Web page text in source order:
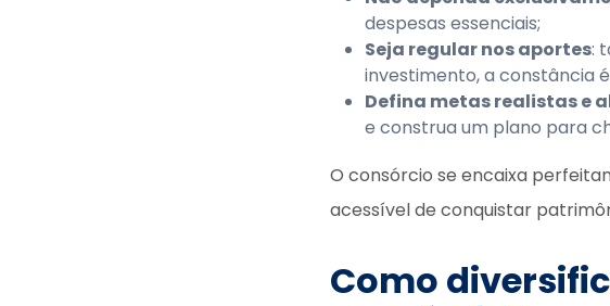
despesas essenciais;
Seja regular nos aportes:
investimento, a constância
Defina metas realistas e
e construa um plano para
O consórcio se encaixa
acessível de conquistar
Como